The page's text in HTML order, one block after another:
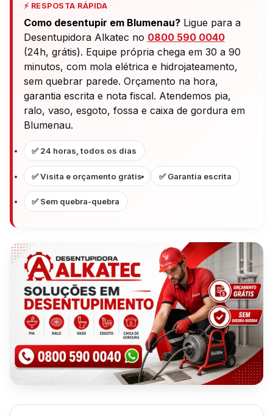
⚡ RESPOSTA RÁPIDA
Como desentupir em Blumenau?Ligue para a
Desentupidora Alkatec no 0800 590 0040
(24h, grátis). Equipe própria chega em 30 a 90
minutos, com mola elétrica e hidrojateamento,
sem quebrar parede. Orçamento na hora,
garantia escrita e nota fiscal. Atendemos pia,
ralo, vaso, esgoto, fossa e caixa de gordura em
Blumenau.
✅ 24 horas, todos os dias
✅ Visita e orçamento grátis ✅ Garantia escrita
✅ Sem quebra-quebra